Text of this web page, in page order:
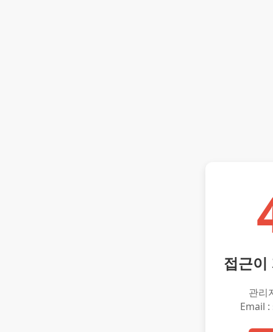
접근이
관리
Email